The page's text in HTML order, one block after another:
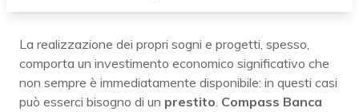
La realizzazione dei propri sogni e progetti, spesso,
comporta un investimento economico significativo che
non sempre è immediatamente disponibile: in questi casi
può esserci bisogno di un prestito. Compass Banca